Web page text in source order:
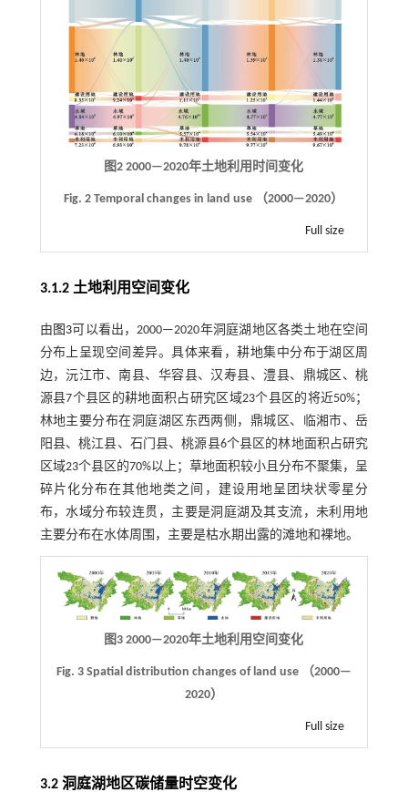
图2 2000—2020年土地利用时间变化
Fig. 2 Temporal changes in land use （2000—2020）
Full size
3.1.2 土地利用空间变化
由 图3可以看出，2000—2020年洞庭湖地区各类土地在空间
分布上呈现空间差异。具体来看，耕地集中分布于湖区周
边，沅江市、南县、华容县、汉寿县、澧县、鼎城区、桃
源县7个县区的耕地面积占研究区域23个县区的将近50%；
林地主要分布在洞庭湖区东西两侧，鼎城区、临湘市、岳
阳县、桃江县、石门县、桃源县6个县区的林地面积占研究
区域23个县区的70%以上；草地面积较小且分布不聚集，呈
碎片化分布在其他地类之间，建设用地呈团块状零星分
布，水域分布较连贯，主要是洞庭湖及其支流，未利用地
主要分布在水体周围，主要是枯水期出露的滩地和裸地。
图3 2000—2020年土地利用空间变化
Fig. 3 Spatial distribution changes of land use （2000—
2020）
Full size
3.2 洞庭湖地区碳储量时空变化